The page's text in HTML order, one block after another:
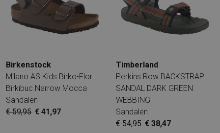
Birkenstock
Milano AS Kids Birko-Flor
Birkibuc Narrow Mocca
Sandalen
€ 59,95 € 41,97
Timberland
Perkins Row BACKSTRAP
SANDAL DARK GREEN
WEBBING
Sandalen
€ 54,95 € 38,47